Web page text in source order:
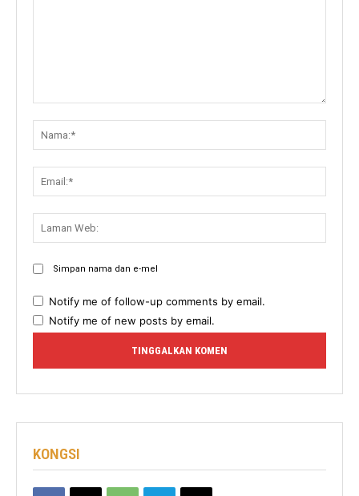
Simpan nama dan e-mel
Notify me of follow-up comments by email.
Notify me of new posts by email.
KONGSI